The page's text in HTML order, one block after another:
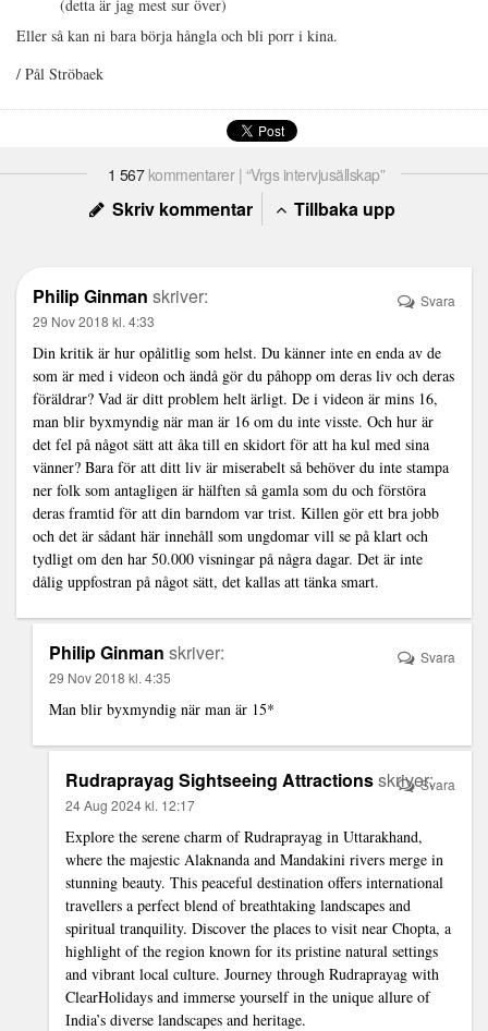
(detta är jag mest sur över)
Eller så kan ni bara börja hångla och bli porr i kina.
/ Pål Ströbaek
1 567kommentarer | “Vrgs intervjusällskap”
Skriv kommentar Tillbaka upp
Philip Ginman skriver:
29 Nov 2018 kl. 4:33
Din kritik är hur opålitlig som helst. Du känner inte en enda av de
som är med i videon och ändå gör du påhopp om deras liv och deras
föräldrar? Vad är ditt problem helt ärligt. De i videon är mins 16,
man blir byxmyndig när man är 16 om du inte visste. Och hur är
det fel på något sätt att åka till en skidort för att ha kul med sina
vänner? Bara för att ditt liv är miserabelt så behöver du inte stampa
ner folk som antagligen är hälften så gamla som du och förstöra
deras framtid för att din barndom var trist. Killen gör ett bra jobb
och det är sådant här innehåll som ungdomar vill se på klart och
tydligt om den har 50.000 visningar på några dagar. Det är inte
dålig uppfostran på något sätt, det kallas att tänka smart.
Svara
Philip Ginman skriver:
29 Nov 2018 kl. 4:35
Man blir byxmyndig när man är 15*
Svara
Rudraprayag Sightseeing Attractionsskriver:
24 Aug 2024 kl. 12:17
Explore the serene charm of Rudraprayag in Uttarakhand,
where the majestic Alaknanda and Mandakini rivers merge in
stunning beauty. This peaceful destination offers international
travellers a perfect blend of breathtaking landscapes and
spiritual tranquility. Discover the places to visit near Chopta, a
highlight of the region known for its pristine natural settings
and vibrant local culture. Journey through Rudraprayag with
ClearHolidays and immerse yourself in the unique allure of
India’s diverse landscapes and heritage.
Svara